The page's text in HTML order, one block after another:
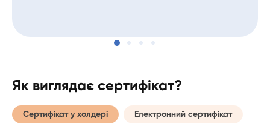
Як виглядає сертифікат?
Сертифікат у холдері Електронний сертифікат